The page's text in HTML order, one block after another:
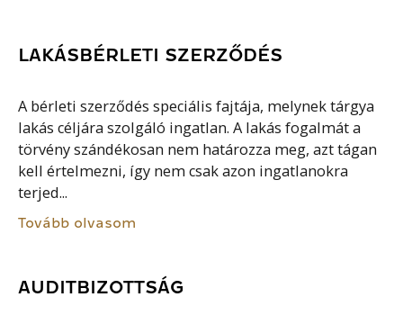
LAKÁSBÉRLETI SZERZŐDÉS
A bérleti szerződés speciális fajtája, melynek tárgya
lakás céljára szolgáló ingatlan. A lakás fogalmát a
törvény szándékosan nem határozza meg, azt tágan
kell értelmezni, így nem csak azon ingatlanokra
terjed...
Tovább olvasom
AUDITBIZOTTSÁG